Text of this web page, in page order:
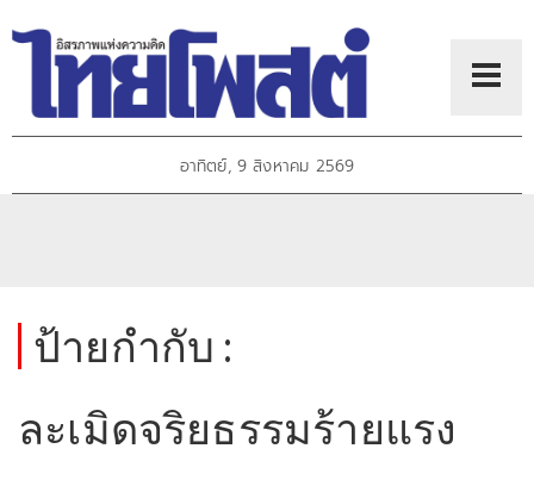
อาทิตย์, 9 สิงหาคม 2569
ป้ายกำกับ :
ละเมิดจริยธรรมร้ายแรง